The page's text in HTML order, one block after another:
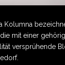
Kolumna
mit einer
versprühende